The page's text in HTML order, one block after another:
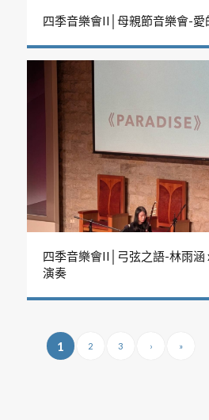
四季音樂會II│母親節音樂會-愛
四季音樂會II│弓弦之語-林雨涵
演奏
1 2 3 › »